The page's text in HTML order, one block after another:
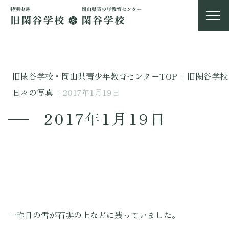
旧閑谷学校・岡山県青少年教育センターTOP | 旧閑谷学校
日々の写真 | 2017年1月19日
2017年1月19日
一昨日の雪が石塀の上などに残っていました。